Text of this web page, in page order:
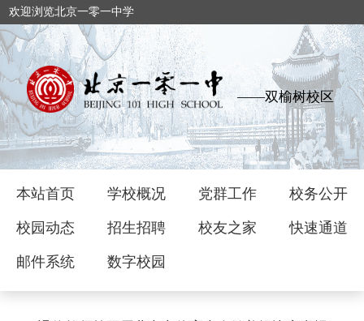
欢迎浏览北京一零一中学
——双榆树校区
本站首页 学校概况 党群工作 校务公开
校园动态 招生招聘 校友之家 快速通道
邮件系统 数字校园